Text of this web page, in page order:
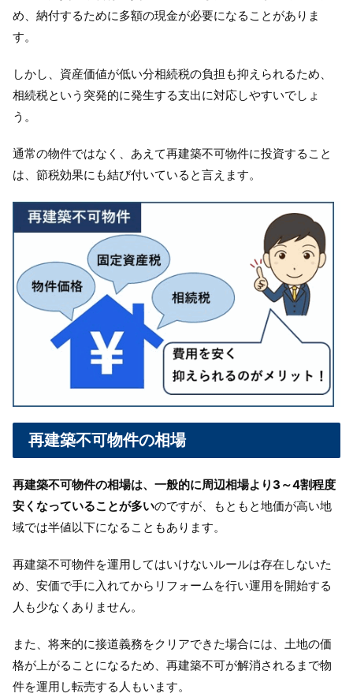
め、納付するために多額の現金が必要になることがありま
す。
しかし、資産価値が低い分相続税の負担も抑えられるため、
相続税という突発的に発生する支出に対応しやすいでしょ
う。
通常の物件ではなく、あえて再建築不可物件に投資すること
は、節税効果にも結び付いていると言えます。
再建築不可物件の相場
再建築不可物件の相場は、一般的に周辺相場より3～4割程度
安くなっていることが多いのですが、もともと地価が高い地
域では半値以下になることもあります。
再建築不可物件を運用してはいけないルールは存在しないた
め、安価で手に入れてからリフォームを行い運用を開始する
人も少なくありません。
また、将来的に接道義務をクリアできた場合には、土地の価
格が上がることになるため、再建築不可が解消されるまで物
件を運用し転売する人もいます。